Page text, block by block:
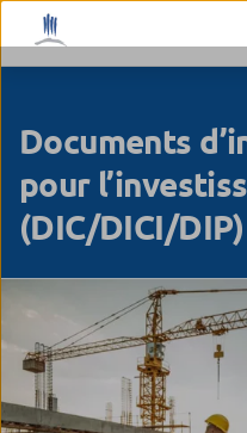
Documents
pour
(DIC/DICI/DIP)